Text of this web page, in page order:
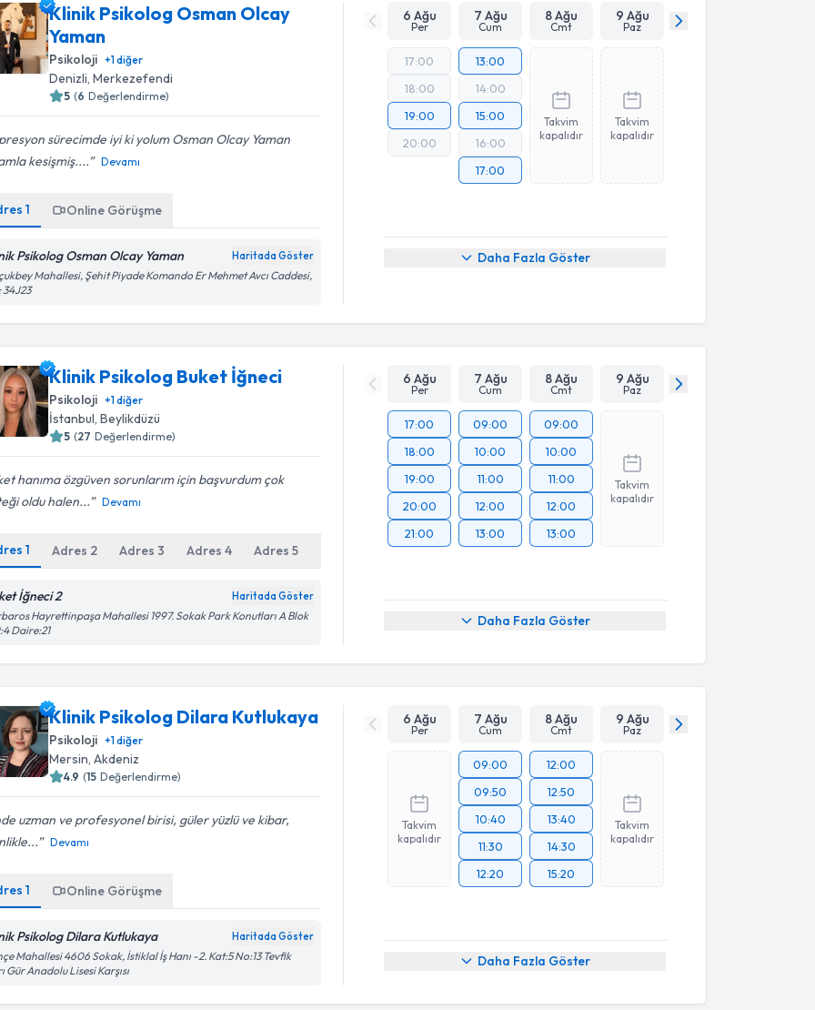
Klinik Psikolog Osman Olcay
Yaman
Psikoloji +1diğer
Denizli ,Merkezefendi
5 (6 Değerlendirme)
sürecimde iyi ki yolum Osman Olcay Yaman
kesişmiş....
Devamı
1 Online Görüşme
Psikolog Osman Olcay Yaman Haritada Göster
Mahallesi, Şehit Piyade Komando Er Mehmet Avcı Caddesi,
34J23
6 Ağu
Per
7 Ağu
Cum
8 Ağu
Cmt
9 Ağu
Paz
17:00
18:00
19:00
20:00
13:00
14:00
15:00
16:00
17:00
Takvim
kapalıdır
Takvim
kapalıdır
Daha Fazla Göster
Klinik Psikolog Buket İğneci
Psikoloji +1diğer
İstanbul ,Beylikdüzü
5 (27 Değerlendirme)
hanıma özgüven sorunlarım için başvurdum çok
oldu halen...
Devamı
1 Adres 2 Adres3 Adres4 Adres5 Online Görüşme
İğneci 2 Haritada Göster
Hayrettinpaşa Mahallesi 1997. Sokak Park Konutları A Blok
Daire:21
6 Ağu
Per
7 Ağu
Cum
8 Ağu
Cmt
9 Ağu
Paz
17:00
18:00
19:00
20:00
21:00
09:00
10:00
11:00
12:00
13:00
09:00
10:00
11:00
12:00
13:00
Takvim
kapalıdır
Daha Fazla Göster
Klinik Psikolog Dilara Kutlukaya
Psikoloji +1diğer
Mersin ,Akdeniz
4.9 (15 Değerlendirme)
uzman ve profesyonel birisi, güler yüzlü ve kibar,
Devamı
1 Online Görüşme
Psikolog Dilara Kutlukaya Haritada Göster
Mahallesi 4606 Sokak, İstiklal İş Hanı -2. Kat:5 No:13 Tevfik
Gür Anadolu Lisesi Karşısı
6 Ağu
Per
7 Ağu
Cum
8 Ağu
Cmt
9 Ağu
Paz
Takvim
kapalıdır
09:00
09:50
10:40
11:30
12:20
12:00
12:50
13:40
14:30
15:20
Takvim
kapalıdır
Daha Fazla Göster